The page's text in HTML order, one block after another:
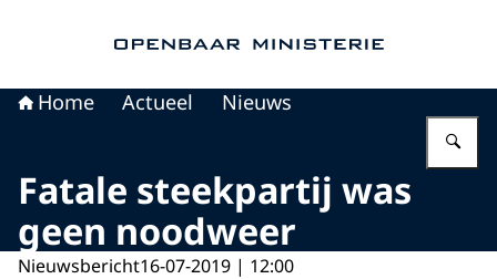
Home Actueel Nieuws
Fatale steekpartij was
geen noodweer
Nieuwsbericht16-07-2019 | 12:00